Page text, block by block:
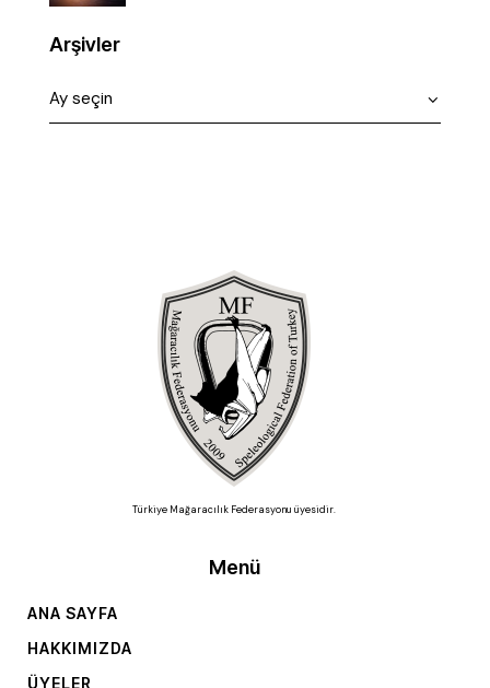
Arşivler
Türkiye Mağaracılık Federasyonu üyesidir.
Menü
ANA SAYFA
HAKKIMIZDA
ÜYELER